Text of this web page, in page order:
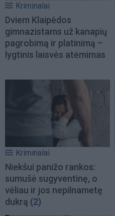
Kriminalai
Dviem Klaipėdos
gimnazistams už kanapių
pagrobimą ir platinimą –
lygtinis laisvės atėmimas
Kriminalai
Niekšui panižo rankos:
sumušė sugyventinę, o
vėliau ir jos nepilnametę
dukrą (2)